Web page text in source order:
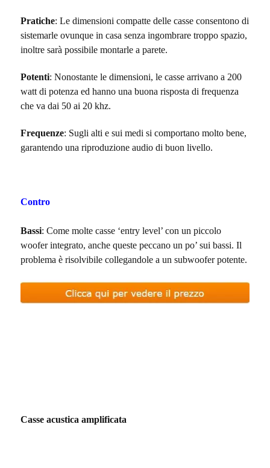
Pratiche: Le dimensioni compatte delle casse consentono di
sistemarle ovunque in casa senza ingombrare troppo spazio,
inoltre sarà possibile montarle a parete.
Potenti: Nonostante le dimensioni, le casse arrivano a 200
watt di potenza ed hanno una buona risposta di frequenza
che va dai 50 ai 20 khz.
Frequenze: Sugli alti e sui medi si comportano molto bene,
garantendo una riproduzione audio di buon livello.
Contro
Bassi: Come molte casse ‘entry level’ con un piccolo
woofer integrato, anche queste peccano un po’ sui bassi. Il
problema è risolvibile collegandole a un subwoofer potente.
Casse acustica amplificata